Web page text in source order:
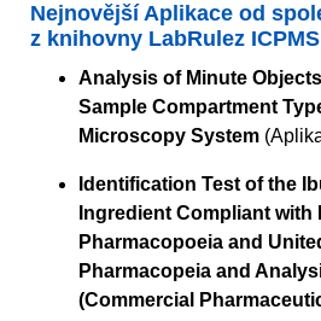
Nejnovější Aplikace od
z knihovny LabRulez ICPMS
Analysis of Minute
Sample Compartment
Microscopy System
Identification Test of the
Ingredient Compliant with
Pharmacopoeia and
Pharmacopeia and
(Commercial